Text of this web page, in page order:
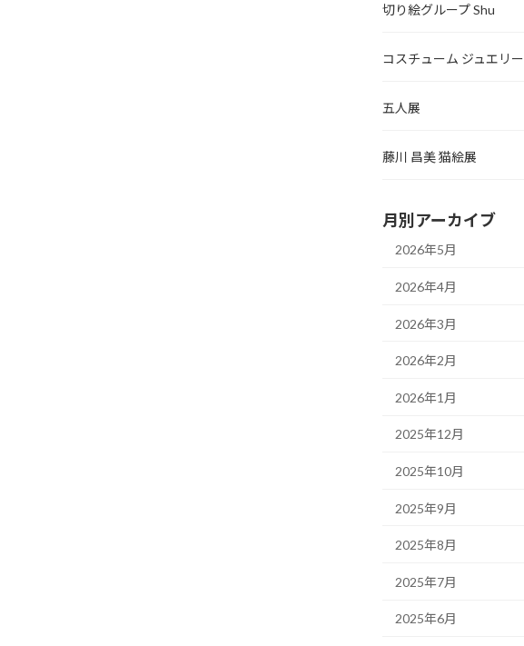
切り絵グループ Shu
コスチューム ジュエリー
五人展
藤川 昌美 猫絵展
月別アーカイブ
2026年5月
2026年4月
2026年3月
2026年2月
2026年1月
2025年12月
2025年10月
2025年9月
2025年8月
2025年7月
2025年6月